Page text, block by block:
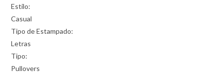
Estilo:
Casual
Tipo de Estampado:
Letras
Tipo:
Pullovers